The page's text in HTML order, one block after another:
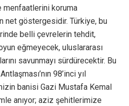
menfaatlerini koruma
net göstergesidir. Türkiye, bu
belli çevrelerin tehdit,
eğmeyecek, uluslararası
savunmayı sürdürecektir. Bu
98’inci yıl
banisi Gazi Mustafa Kemal
anıyor; aziz şehitlerimize